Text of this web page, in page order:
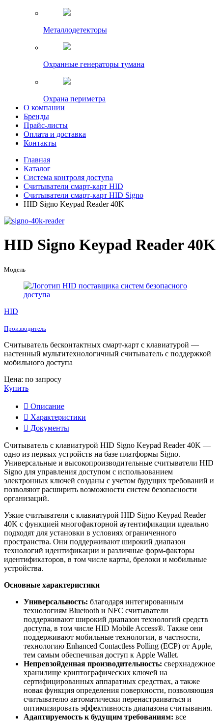
Металлодетекторы
Охранные генераторы тумана
Охрана периметра
О компании
Бренды
Прайс-листы
Оплата и доставка
Контакты
Главная
Каталог
Система контроля доступа
Считыватели смарт-карт HID
Считыватели смарт-карт HID Signo
HID Signo Keypad Reader 40K
HID Signo Keypad Reader 40K
Модель
HID
Производитель
Считыватель бесконтактных смарт-карт с клавиатурой —
настенный мультитехнологичный считыватель с поддержкой
мобильного доступа
Цена: по запросу
Купить
Описание
Характеристики
Документы
Считыватель с клавиатурой HID Signo Keypad Reader 40K —
одно из первых устройств на базе платформы Signo.
Универсальные и высокопроизводительные считыватели HID
Signo для управления доступом с использованием
электронных ключей созданы с учетом будущих требований и
позволяют расширить возможности систем безопасности
организаций.
Узкие считыватели с клавиатурой HID Signo Keypad Reader
40K с функцией многофакторной аутентификации идеально
подходят для установки в условиях ограниченного
пространства. Они поддерживают широкий диапазон
технологий идентификации и различные форм-факторы
идентификаторов, в том числе карты, брелоки и мобильные
устройства.
Основные характеристики
Универсальность: благодаря интегированным
технологиям Bluetooth и NFC считыватели
поддерживают широкий диапазон технологий средств
доступа, в том числе HID Mobile Access®. Также они
поддерживают мобильные технологии, в частности,
технологию Enhanced Contactless Polling (ECP) от Apple,
тем самым обеспечивая доступ к Apple Wallet.
Непревзойденная производительность: сверхнадежное
хранилище криптографических ключей на
сертифицированных аппаратных средствах, а также
новая функция определения поверхности, позволяющая
считывателю автоматически перенастраиваться и
оптимизировать эффективность диапазона считывания.
Адаптируемость к будущим требованиям: все